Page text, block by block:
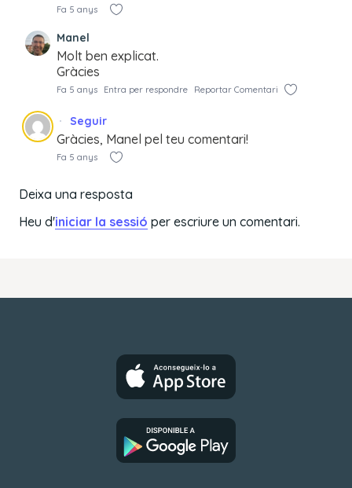
Fa 5 anys
Manel
Molt ben explicat.
Gràcies
Fa 5 anys Entra per respondre Reportar Comentari
Seguir
Gràcies, Manel pel teu comentari!
Fa 5 anys
Deixa una resposta
Heu d'iniciar la sessió per escriure un comentari.